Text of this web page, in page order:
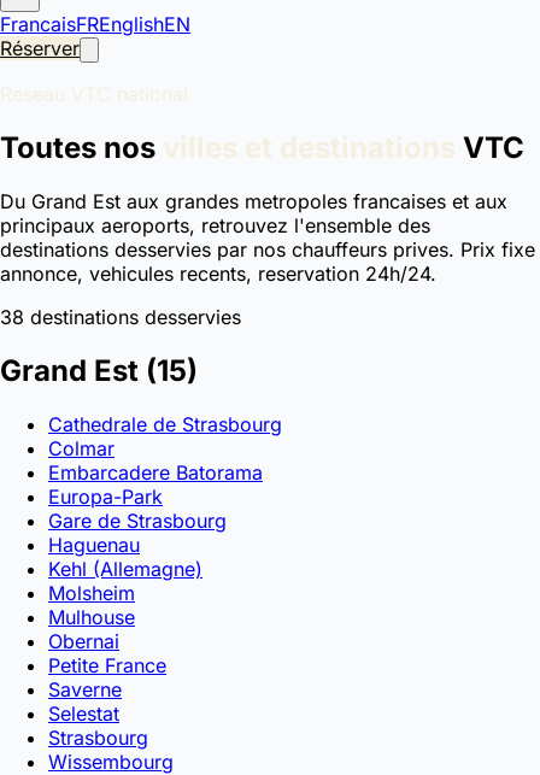
FrancaisFREnglishEN
Réserver
Reseau VTC national
Toutes nos villes et destinations VTC
Du Grand Est aux grandes metropoles francaises et aux
principaux aeroports, retrouvez l'ensemble des
destinations desservies par nos chauffeurs prives. Prix fixe
annonce, vehicules recents, reservation 24h/24.
38 destinations desservies
Grand Est (15)
Cathedrale de Strasbourg
Colmar
Embarcadere Batorama
Europa-Park
Gare de Strasbourg
Haguenau
Kehl (Allemagne)
Molsheim
Mulhouse
Obernai
Petite France
Saverne
Selestat
Strasbourg
Wissembourg